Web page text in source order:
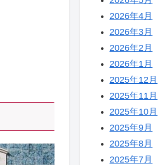
2026年4月
2026年3月
2026年2月
2026年1月
2025年12月
2025年11月
2025年10月
2025年9月
2025年8月
2025年7月